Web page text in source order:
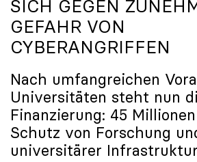
SICH GEGEN
GEFAHR VON
CYBERANGRIFFEN
Nach umfangreichen
Universitäten steht nun
Finanzierung: 45
Schutz von Forschung
universitärer